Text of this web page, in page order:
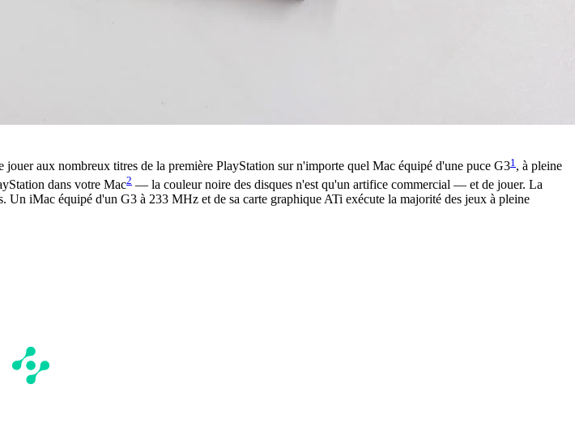
aux nombreux titres de la première PlayStation sur n'importe quel Mac équipé d'une puce G31 , à pleine
dans votre Mac2 — la couleur noire des disques n'est qu'un artifice commercial — et de jouer. La
iMac équipé d'un G3 à 233 MHz et de sa carte graphique ATi exécute la majorité des jeux à pleine